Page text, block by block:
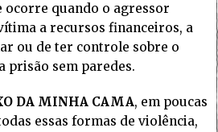
ocorre quando o agressor
a recursos financeiros, a
ou de ter controle sobre o
sem paredes.
DA MINHA CAMA, em poucas
essas formas de violência,